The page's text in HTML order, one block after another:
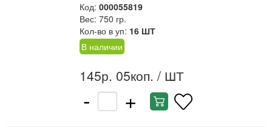
Код: 000055819
Вес: 750 гр.
Кол-во в уп: 16 ШТ
В наличии
145р. 05коп. / ШТ
- +